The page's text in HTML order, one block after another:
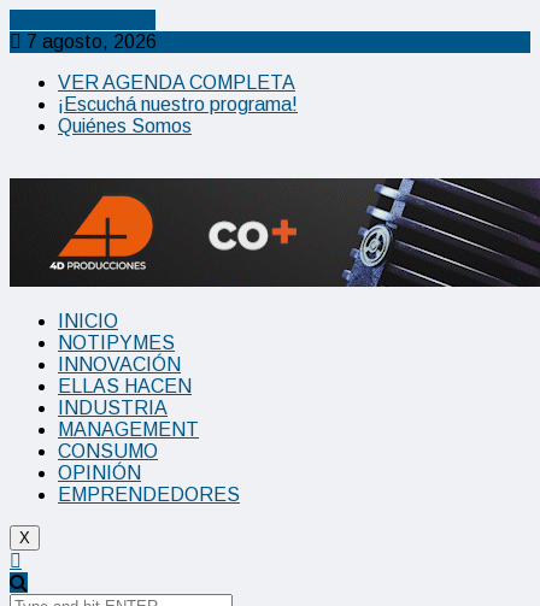
7 agosto, 2026
VER AGENDA COMPLETA
¡Escuchá nuestro programa!
Quiénes Somos
INICIO
NOTIPYMES
INNOVACIÓN
ELLAS HACEN
INDUSTRIA
MANAGEMENT
CONSUMO
OPINIÓN
EMPRENDEDORES
X